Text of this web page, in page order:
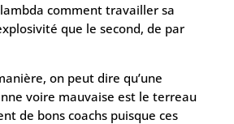
comment travailler sa
que le second, de par
on peut dire qu’une
voire mauvaise est le terreau
de bons coachs puisque ces